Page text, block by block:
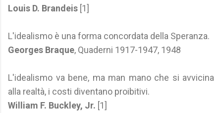
Louis D. Brandeis [1]
L'idealismo è una forma concordata della Speranza.
Georges Braque, Quaderni 1917-1947, 1948
L'idealismo va bene, ma man mano che si avvicina
alla realtà, i costi diventano proibitivi.
William F. Buckley, Jr. [1]